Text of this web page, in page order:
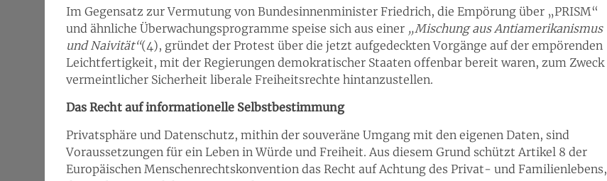
Im Gegensatz zur Vermutung von Bundesinnenminister Friedrich, die Empörung über „PRISM“
und ähnliche Überwachungsprogramme speise sich aus einer „Mischung aus Antiamerikanismus
und Naivität“(4), gründet der Protest über die jetzt aufgedeckten Vorgänge auf der empörenden
Leichtfertigkeit, mit der Regierungen demokratischer Staaten offenbar bereit waren, zum Zweck
vermeintlicher Sicherheit liberale Freiheitsrechte hintanzustellen.
Das Recht auf informationelle Selbstbestimmung
Privatsphäre und Datenschutz, mithin der souveräne Umgang mit den eigenen Daten, sind
Voraussetzungen für ein Leben in Würde und Freiheit. Aus diesem Grund schützt Artikel 8 der
Europäischen Menschenrechtskonvention das Recht auf Achtung des Privat- und Familienlebens,